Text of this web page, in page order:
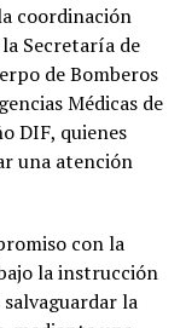
coordinación
Secretaría de
de Bomberos
Médicas de
DIF, quienes
una atención
con la
la instrucción
la